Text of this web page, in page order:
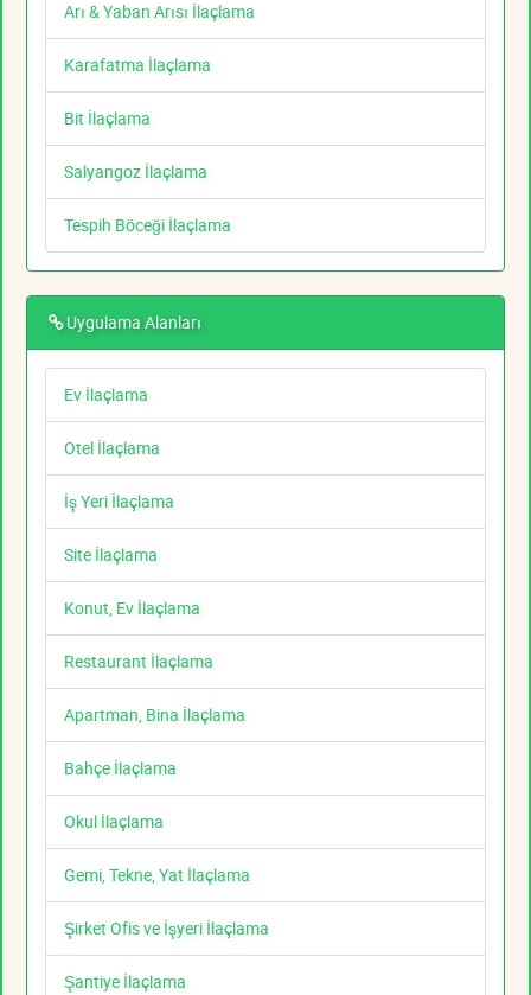
Arı & Yaban Arısı İlaçlama
Karafatma İlaçlama
Bit İlaçlama
Salyangoz İlaçlama
Tespih Böceği İlaçlama
Uygulama Alanları
Ev İlaçlama
Otel İlaçlama
İş Yeri İlaçlama
Site İlaçlama
Konut, Ev İlaçlama
Restaurant İlaçlama
Apartman, Bina İlaçlama
Bahçe İlaçlama
Okul İlaçlama
Gemi, Tekne, Yat İlaçlama
Şirket Ofis ve İşyeri İlaçlama
Şantiye İlaçlama